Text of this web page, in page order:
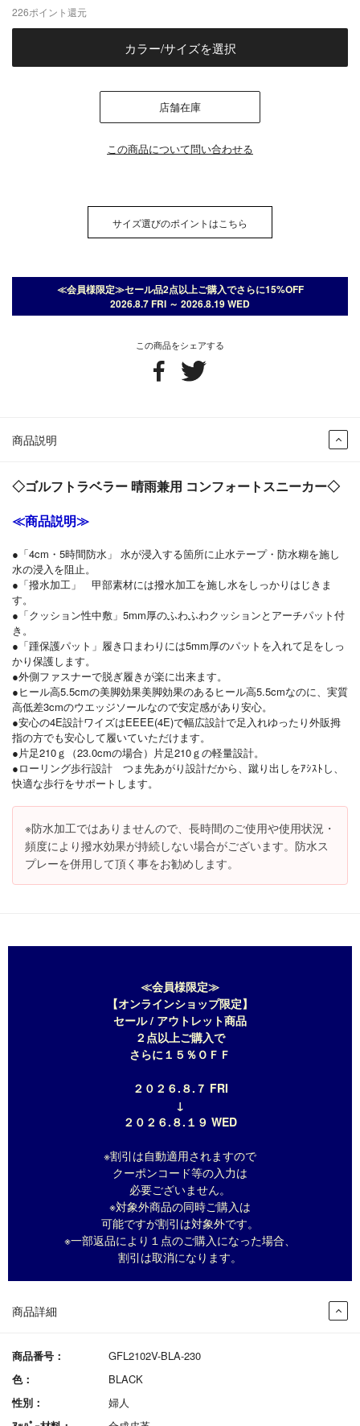
商品詳細
商品番号：
GFL2102V-BLA-230
色：
BLACK
性別：
婦人
この商品をシェアする
商品説明
◇ゴルフトラベラー 晴雨兼用 コンフォートスニーカー◇
≪商品説明≫
●「4cm・5時間防水」 水が浸入する箇所に止水テープ・防水糊を施し
水の浸入を阻止。
●「撥水加工」 甲部素材には撥水加工を施し水をしっかりはじきま
す。
●「クッション性中敷」5mm厚のふわふわクッションとアーチパット付
き。
●「踵保護パット」履き口まわりには5mm厚のパットを入れて足をしっ
かり保護します。
●外側ファスナーで脱ぎ履きが楽に出来ます。
●ヒール高5.5cmの美脚効果美脚効果のあるヒール高5.5cmなのに、実質
高低差3cmのウエッジソールなので安定感があり安心。
●安心の4E設計ワイズはEEEE(4E)で幅広設計で足入れゆったり外販拇
指の方でも安心して履いていただけます。
●片足210ｇ（23.0cmの場合）片足210ｇの軽量設計。
●ローリング歩行設計 つま先あがり設計だから、蹴り出しをｱｼｽﾄし、
快適な歩行をサポートします。
※防水加工ではありませんので、長時間のご使用や使用状況・
頻度により撥水効果が持続しない場合がございます。防水ス
プレーを併用して頂く事をお勧めします。
≪会員様限定≫
【オンラインショップ限定】
セール / アウトレット商品
２点以上ご購入で
さらに１５％ＯＦＦ
２０２６.８.７ FRI
↓
２０２６.８.１９ WED
※割引は自動適用されますので
クーポンコード等の入力は
必要ございません。
※対象外商品の同時ご購入は
可能ですが割引は対象外です。
※一部返品により１点のご購入になった場合、
割引は取消になります。
226ポイント還元
カラー/サイズを選択
店舗在庫
この商品について問い合わせる
サイズ選びのポイントはこちら
≪会員様限定≫セール品2点以上ご購入でさらに15%OFF
2026.8.7 FRI ～ 2026.8.19 WED